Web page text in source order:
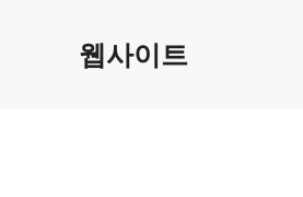
웹사이트